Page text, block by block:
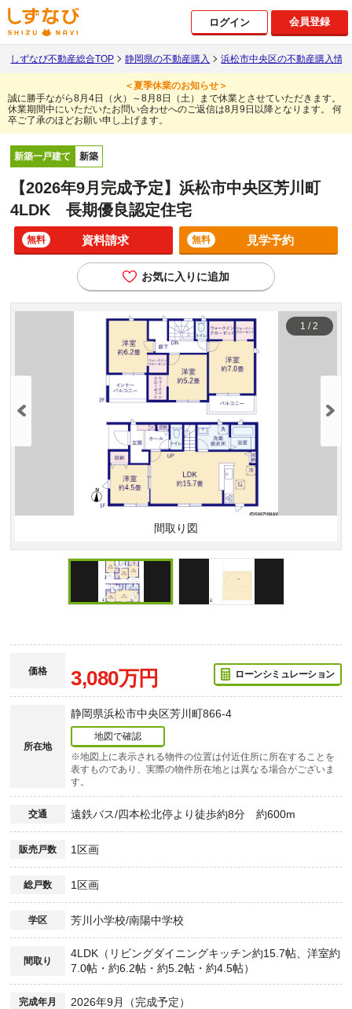
ログイン 会員登録
しずなび不動産総合TOP 静岡県の不動産購入 浜松市中央区の不動産購入情
＜夏季休業のお知らせ＞
誠に勝手ながら8月4日（火）～8月8日（土）まで休業とさせていただきます。
休業期間中にいただいたお問い合わせへのご返信は8月9日以降となります。
何
卒ご了承のほどお願い申し上げます。
新築一戸建て 新築
【2026年9月完成予定】浜松市中央区芳川町
4LDK 長期優良認定住宅
資料請求
無料 見学予約
無料
お気に入りに追加
間取り図
1 / 2
価格 3,080万円 ローンシミュレーション
所在地
静岡県浜松市中央区芳川町866-4
地図で確認
※地図上に表示される物件の位置は付近住所に所在することを
表すものであり、実際の物件所在地とは異なる場合がございま
す。
交通 遠鉄バス/四本松北停より徒歩約8分 約600m
販売戸数 1区画
総戸数 1区画
学区 芳川小学校/南陽中学校
間取り
4LDK（リビングダイニングキッチン約15.7帖、洋室約
7.0帖・約6.2帖・約5.2帖・約4.5帖）
完成年月 2026年9月（完成予定）